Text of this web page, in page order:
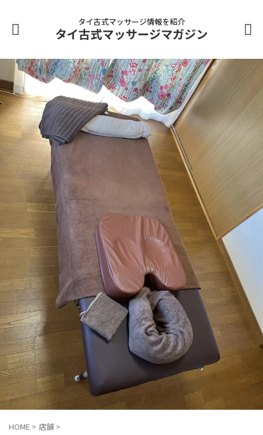
タイ古式マッサージ情報を紹介
タイ古式マッサージマガジン
HOME > 店舗 >